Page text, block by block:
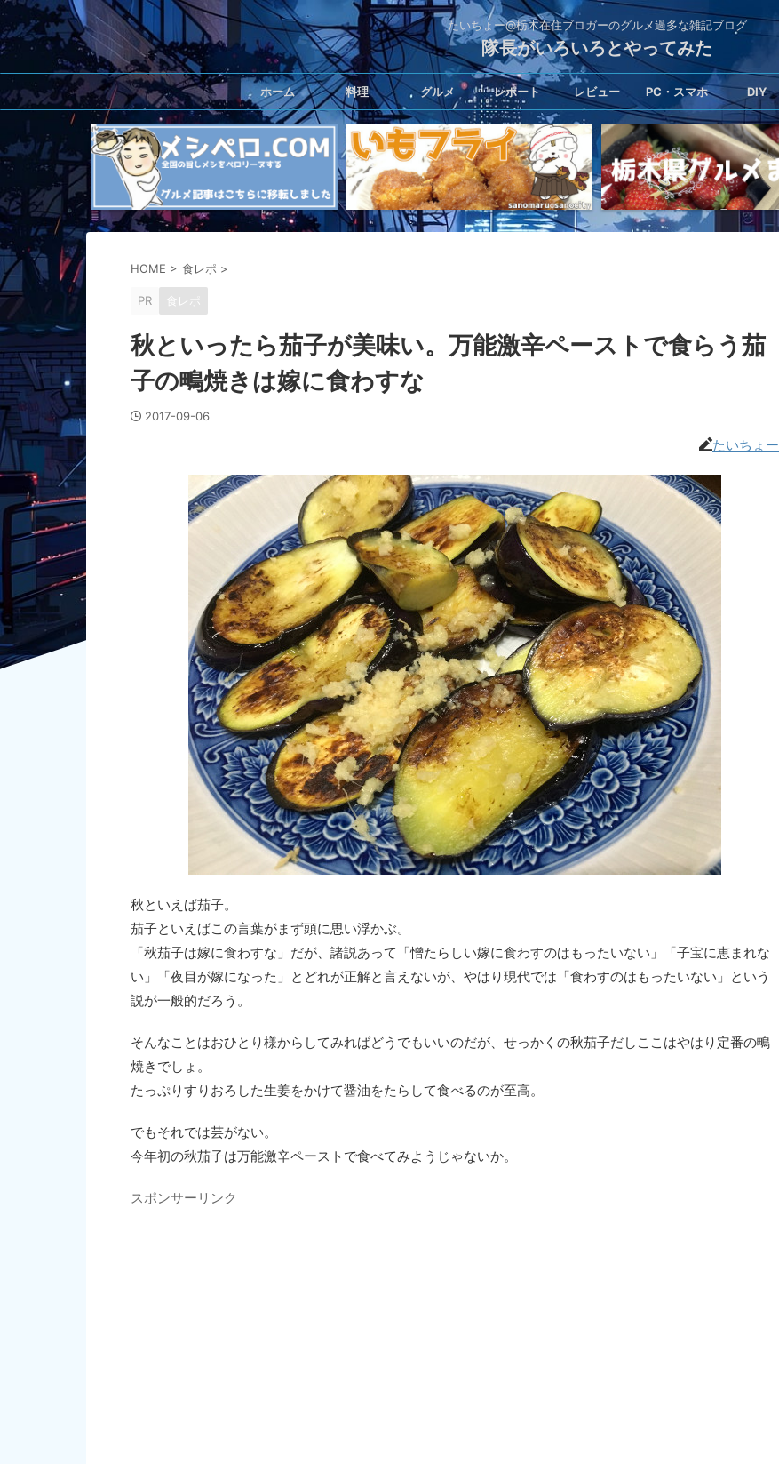
たいちょー@栃木在住ブロガーのグルメ過多な雑記ブログ
隊長がいろいろとやってみた
ホーム 料理 グルメ レポート レビュー PC・スマホ DIY
HOME > 食レポ >
PR 食レポ
秋といったら茄子が美味い。万能激辛ペーストで食らう茄
子の鴫焼きは嫁に食わすな
2017-09-06
たいちょー
秋といえば茄子。
茄子といえばこの言葉がまず頭に思い浮かぶ。
「秋茄子は嫁に食わすな」だが、諸説あって「憎たらしい嫁に食わすのはもったいない」「子宝に恵まれな
い」「夜目が嫁になった」とどれが正解と言えないが、やはり現代では「食わすのはもったいない」という
説が一般的だろう。
そんなことはおひとり様からしてみればどうでもいいのだが、せっかくの秋茄子だしここはやはり定番の鴫
焼きでしょ。
たっぷりすりおろした生姜をかけて醤油をたらして食べるのが至高。
でもそれでは芸がない。
今年初の秋茄子は万能激辛ペーストで食べてみようじゃないか。
スポンサーリンク